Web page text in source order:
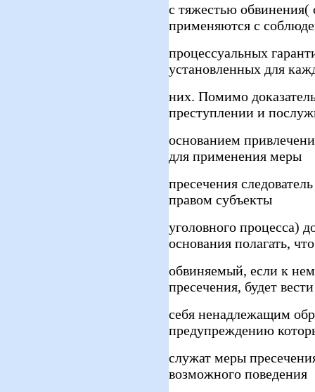
с тяжестью обвинения(
применяются с
процессуальных
установленных для
них. Помимо
преступлении и
основанием
для применения меры
пресечения
правом субъекты
уголовного процесса)
основания полагать, что
обвиняемый, если к
пресечения, будет вести
себя ненадлежащим
предупреждению
служат меры
возможного поведения